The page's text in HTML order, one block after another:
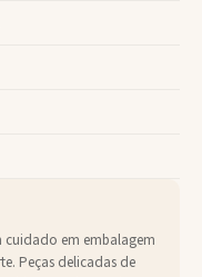
cuidado em embalagem
Peças delicadas de